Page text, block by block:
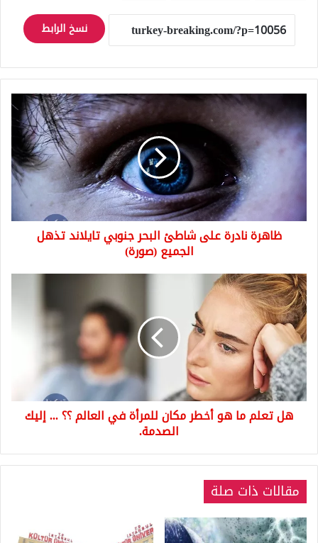
نسخ الرابط
نادرة
على
شاطئ
تايلاند
الجميع
(صورة)ظاهرة نادرة على شاطئ البحر جنوبي تايلاند تذهل
الجميع (صورة)
هل
تعلم
ما
هو
أخطر
مكان
للمرأة
في
العالم
الصدمة.
هل تعلم ما هو أخطر مكان للمرأة في العالم ؟؟ ... إليك
الصدمة.
مقالات ذات صلة